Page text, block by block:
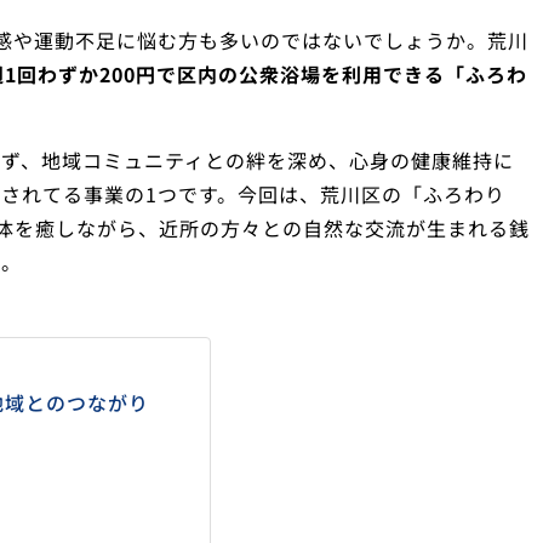
運動不足に悩む方も多いのではないでしょうか。荒川
回わずか200円で区内の公衆浴場を利用できる「ふろわ
、地域コミュニティとの絆を深め、心身の健康維持に
れてる事業の1つです。今回は、荒川区の「ふろわり
を癒しながら、近所の方々との自然な交流が生まれる銭
とのつながり